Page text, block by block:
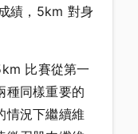
績，5km 對身
比賽從第一
種同樣重要的
情況下繼續維